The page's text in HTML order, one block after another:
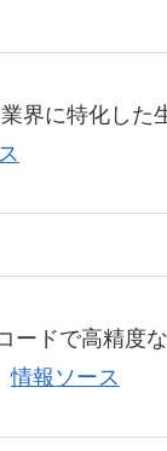
界に特化し
ドで高精度
情報ソース